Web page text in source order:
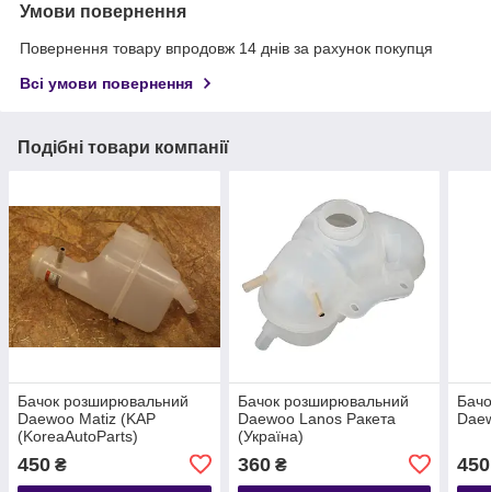
Умови повернення
Повернення товару впродовж 14 днів за рахунок покупця
Всі умови повернення
Подібні товари компанії
Бачок розширювальний
Daewoo Matiz (KAP
(KoreaAutoParts)
450 ₴
Бачок розширювальний
Daewoo Lanos Ракета
(Україна)
360₴ 450